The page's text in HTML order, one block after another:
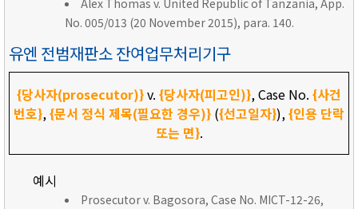
Alex Thomas v. United Republic of Tanzania, App.
No. 005/013 (20 November 2015), para. 140.
유엔 전범재판소 잔여업무처리기구
{당사자(prosecutor)}v. {당사자(피고인)}, Case No. {사건
번호},{문서 정식 제목(필요한 경우)} ({선고일자}),{인용 단락
또는 면}.
예시
Prosecutor v. Bagosora, Case No. MICT-12-26,